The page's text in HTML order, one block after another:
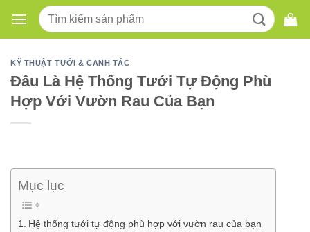
content
Tìm
kiếm:
KỸ THUẬT TƯỚI & CANH TÁC
Đâu Là Hệ Thống Tưới Tự Động Phù
Hợp Với Vườn Rau Của Bạn
Mục lục
Hệ thống tưới tự động phù hợp với vườn rau của bạn